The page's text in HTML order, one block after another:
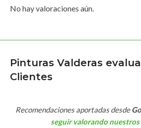
No hay valoraciones aún.
Pinturas Valderas
Clientes
Recomendaciones aportadas desde
seguir valorando nuestros